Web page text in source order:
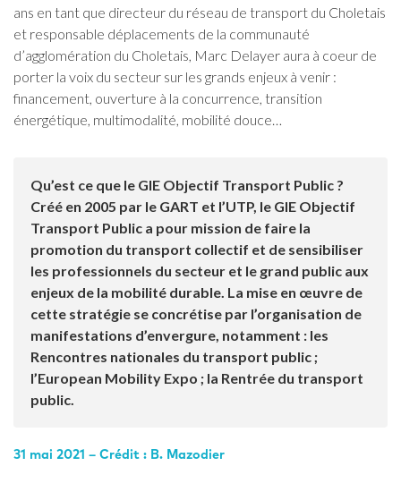
ans en tant que directeur du réseau de transport du Choletais
et responsable déplacements de la communauté
d’agglomération du Choletais, Marc Delayer aura à coeur de
porter la voix du secteur sur les grands enjeux à venir :
financement, ouverture à la concurrence, transition
énergétique, multimodalité, mobilité douce…
Qu’est ce que le GIE Objectif Transport Public ?
Créé en 2005 par le GART et l’UTP, le GIE Objectif
Transport Public a pour mission de faire la
promotion du transport collectif et de sensibiliser
les professionnels du secteur et le grand public aux
enjeux de la mobilité durable. La mise en œuvre de
cette stratégie se concrétise par l’organisation de
manifestations d’envergure, notamment : les
Rencontres nationales du transport public ;
l’European Mobility Expo ; la Rentrée du transport
public.
31 mai 2021 – Crédit : B. Mazodier